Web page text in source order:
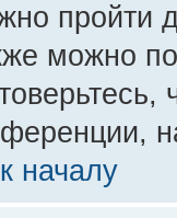
пройти
можно
началу